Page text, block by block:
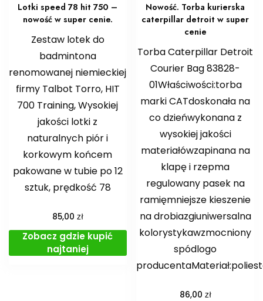
Lotki speed 78 hit 750 –
nowość w super cenie.
Zestaw lotek do
badmintona
renomowanej niemieckiej
firmy Talbot Torro, HIT
700 Training, Wysokiej
jakości lotki z
naturalnych piór i
korkowym końcem
pakowane w tubie po 12
sztuk, prędkość 78
85,00 zł
Zobacz gdzie kupić
najtaniej
Nowość. Torba kurierska
caterpillar detroit w super
cenie
Torba Caterpillar Detroit
Courier Bag 83828-
01Właściwości:torba
marki CATdoskonała na
co dzieńwykonana z
wysokiej jakości
materiałówzapinana na
klapę i rzepma
regulowany pasek na
ramięmniejsze kieszenie
na drobiazgiuniwersalna
kolorystykawzmocniony
spódlogo
86,00 zł